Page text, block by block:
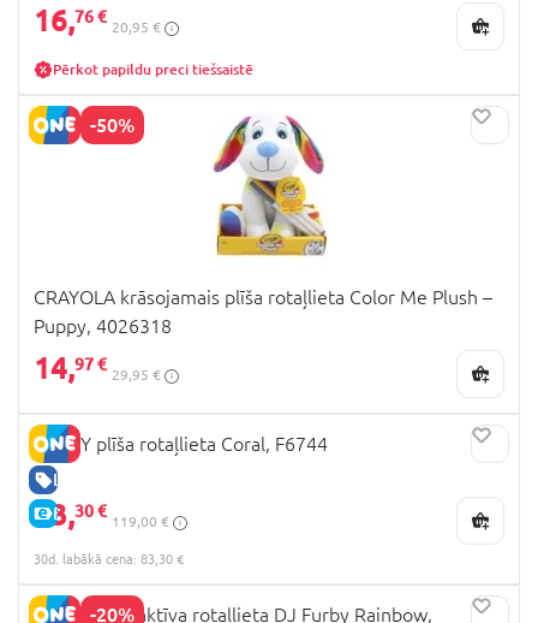
16,76 €
20,95 €
Pērkot papildu preci tiešsaistē
-50%
CRAYOLA krāsojamais plīša rotaļlieta Color Me Plush –
Puppy, 4026318
14,97 €
29,95 €
LABA CENA
E-CENA
FURBY plīša rotaļlieta Coral, F6744
83,30 €
119,00 €
30d. labākā cena: 83,30 €
-20%
FURBY interaktīva rotaļlieta DJ Furby Rainbow,